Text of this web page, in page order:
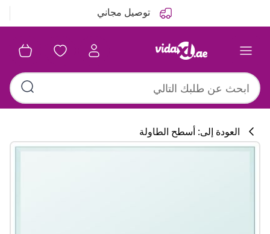
توصيل مجاني
العودة إلى: أسطح الطاولة